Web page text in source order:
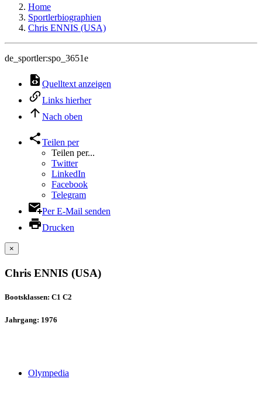
Home
Sportlerbiographien
Chris ENNIS (USA)
de_sportler:spo_3651e
Quelltext anzeigen
Links hierher
Nach oben
Teilen per
Teilen per...
Twitter
LinkedIn
Facebook
Telegram
Per E-Mail senden
Drucken
×
Chris ENNIS (USA)
Bootsklassen: C1 C2
Jahrgang: 1976
Olympedia